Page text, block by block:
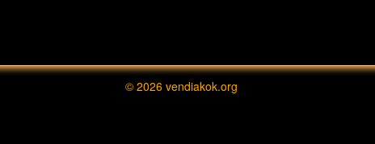
© 2026vendiakok.org